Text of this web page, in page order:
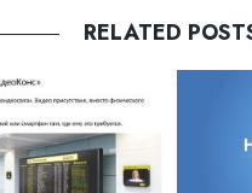
RELATED